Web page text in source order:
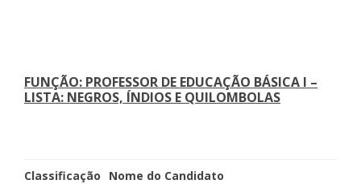
FUNÇÃO: PROFESSOR DE EDUCAÇÃO BÁSICA I –
LISTA: NEGROS, ÍNDIOS E QUILOMBOLAS
Classificação Nome do Candidato